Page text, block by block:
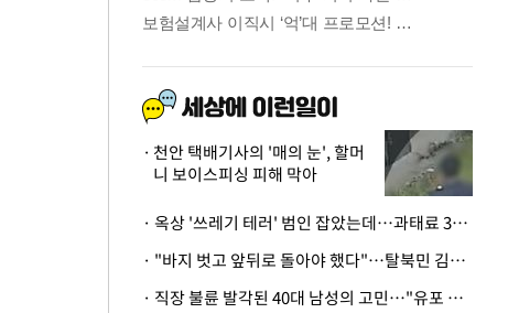
천안 택배기사의 '매의 눈', 할머
니 보이스피싱 피해 막아
· 옥상 '쓰레기 테러' 범인 잡았는데…과태료 3만원 처분에 숙박업주 허탈
· "바지 벗고 앞뒤로 돌아야 했다"…탈북민 김서아, 기쁨조 검사 수치심 회상
· 직장 불륜 발각된 40대 남성의 고민…"유포 동료 명예훼손·협박죄 고소 가능할까"